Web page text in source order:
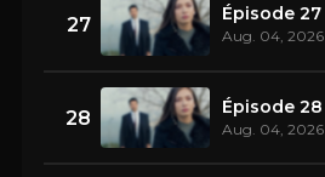
27 Épisode 27
Aug. 04, 2026
28 Épisode 28
Aug. 04, 2026